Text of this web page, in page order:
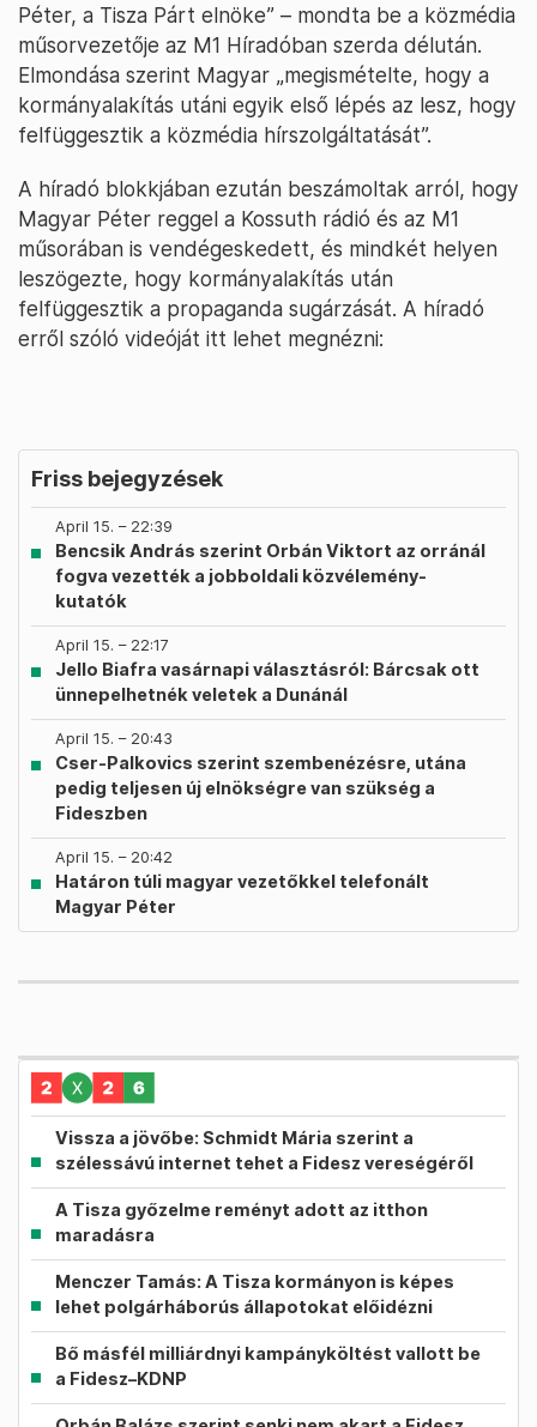
Péter, a Tisza Párt elnöke” – mondta be a közmédia
műsorvezetője az M1 Híradóban szerda délután.
Elmondása szerint Magyar „megismételte, hogy a
kormányalakítás utáni egyik első lépés az lesz, hogy
felfüggesztik a közmédia hírszolgáltatását”.
A híradó blokkjában ezután beszámoltak arról, hogy
Magyar Péter reggel a Kossuth rádió és az M1
műsorában is vendégeskedett, és mindkét helyen
leszögezte, hogy kormányalakítás után
felfüggesztik a propaganda sugárzását. A híradó
erről szóló videóját itt lehet megnézni:
Friss bejegyzések
April 15. – 22:39
Bencsik András szerint Orbán Viktort az orránál
fogva vezették a jobboldali közvélemény-
kutatók
April 15. – 22:17
Jello Biafra vasárnapi választásról: Bárcsak ott
ünnepelhetnék veletek a Dunánál
April 15. – 20:43
Cser-Palkovics szerint szembenézésre, utána
pedig teljesen új elnökségre van szükség a
Fideszben
April 15. – 20:42
Határon túli magyar vezetőkkel telefonált
Magyar Péter
Vissza a jövőbe: Schmidt Mária szerint a
szélessávú internet tehet a Fidesz vereségéről
A Tisza győzelme reményt adott az itthon
maradásra
Menczer Tamás: A Tisza kormányon is képes
lehet polgárháborús állapotokat előidézni
Bő másfél milliárdnyi kampányköltést vallott be
a Fidesz–KDNP